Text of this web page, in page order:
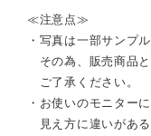
≪注意点≫
・写真は一部サンプ
その為、販売商品と
ご了承ください。
・お使いのモニター
見え方に違いがある